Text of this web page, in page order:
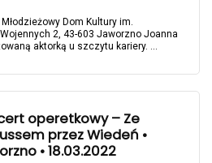
Dom Kultury im.
2, 43-603 Jaworzno Joanna
aktorką u szczytu kariery. ...
operetkowy – Ze
przez Wiedeń •
• 18.03.2022